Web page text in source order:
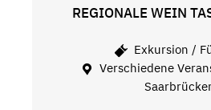
REGIONALE WEIN
Exkursion /
Verschiedene